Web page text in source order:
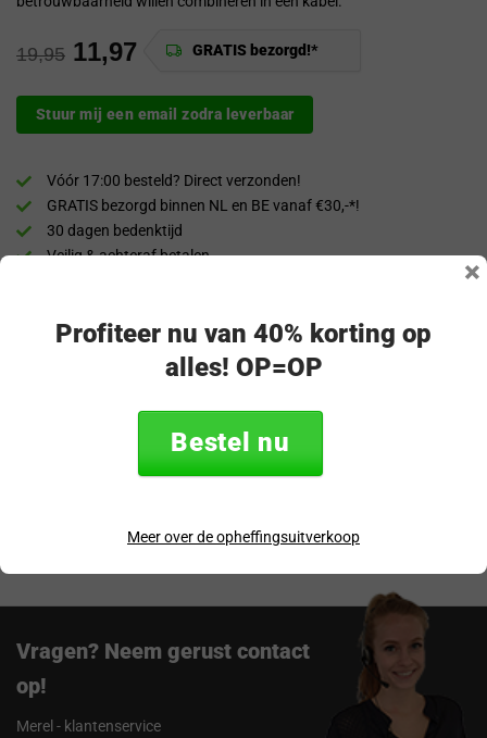
GRATIS bezorgd!*
19,95 11,97
Stuur mij een email zodra leverbaar
Vóór 17:00 besteld? Direct verzonden!
GRATIS bezorgd binnen NL en BE vanaf €30,-*!
30 dagen bedenktijd
Veilig & achteraf betalen
Productomschrijving
Verzending & retourneren
Vragen? Neem gerust contact
op!
Merel - klantenservice
Profiteer nu van 40% korting op
alles! OP=OP
Bestel nu
Meer over de opheffingsuitverkoop
×